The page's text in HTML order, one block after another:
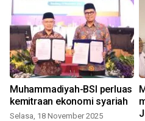
Muhammadiyah-BSI perluas
kemitraan ekonomi syariah
Selasa, 18 November 2025